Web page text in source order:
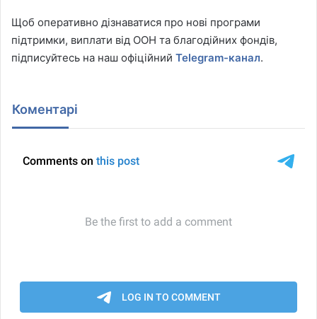
Щоб оперативно дізнаватися про нові програми
підтримки, виплати від ООН та благодійних фондів,
підписуйтесь на наш офіційний Telegram-канал.
Коментарі